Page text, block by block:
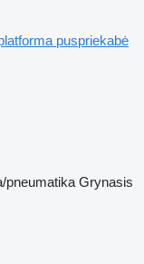
puspriekabė
pneumatika Grynasis